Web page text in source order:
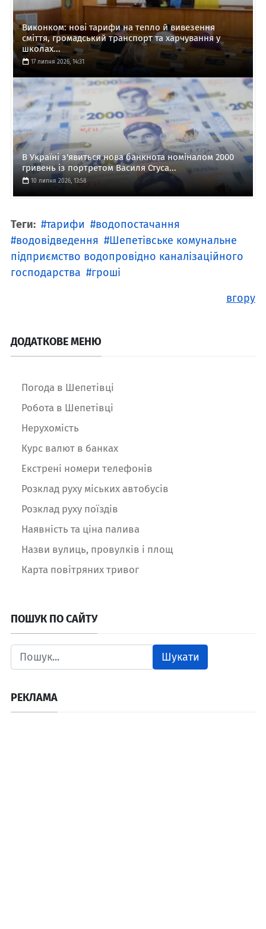
Виконком: нові тарифи на тепло й вивезення
сміття, громадський транспорт та харчування у
школах...
17 липня 2026, 14:31
В Україні з'явиться нова банкнота номіналом 2000
гривень із портретом Василя Стуса...
10 липня 2026, 13:58
Теги: тарифи
водопостачання
водовідведення
Шепетівське комунальне
підприємство водопровідно каналізаційного
господарства
гроші
вгору
ДОДАТКОВЕ МЕНЮ
Погода в Шепетівці
Робота в Шепетівці
Нерухомість
Курс валют в банках
Екстрені номери телефонів
Розклад руху міських автобусів
Розклад руху поїздів
Наявність та ціна палива
Назви вулиць, провулків і площ
Карта повітряних тривог
ПОШУК ПО САЙТУ
Шукати
РЕКЛАМА